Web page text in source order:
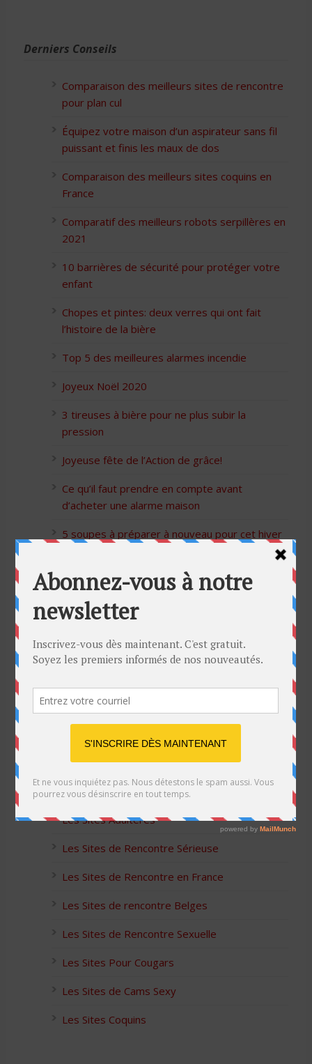
Derniers Conseils
Comparaison des meilleurs sites de rencontre
pour plan cul
Équipez votre maison d’un aspirateur sans fil
puissant et finis les maux de dos
Comparaison des meilleurs sites coquins en
France
Comparatif des meilleurs robots serpillères en
2021
10 barrières de sécurité pour protéger votre
enfant
Chopes et pintes: deux verres qui ont fait
l’histoire de la bière
Top 5 des meilleures alarmes incendie
Joyeux Noël 2020
3 tireuses à bière pour ne plus subir la
pression
Joyeuse fête de l’Action de grâce!
Ce qu’il faut prendre en compte avant
d’acheter une alarme maison
5 soupes à préparer à nouveau pour cet hiver
5 idées cadeaux Moulinex pour votre mère
pour l’Action de Grâce
Blague de café: Une femme infidèle trompe
son mari
Listes des Sites de Rencontre
Les Sites Libertins
Les Apps pour les Couples Échangistes
Les Sites Adultères
Les Sites de Rencontre Sérieuse
Les Sites de Rencontre en France
Les Sites de rencontre Belges
Les Sites de Rencontre Sexuelle
Les Sites Pour Cougars
Les Sites de Cams Sexy
Les Sites Coquins